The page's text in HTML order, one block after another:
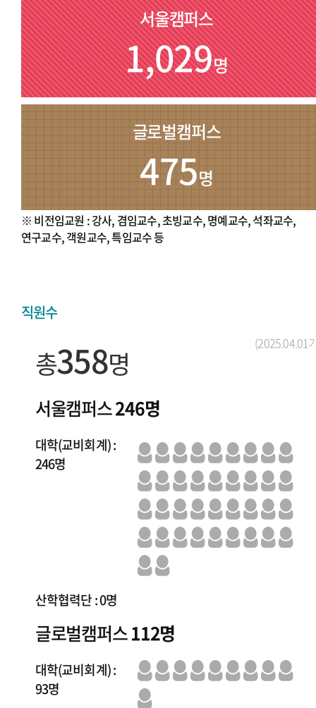
서울캠퍼스
1,029명
글로벌캠퍼스
475명
※ 비전임교원 : 강사, 겸임교수, 초빙교수, 명예교수, 석좌교수,
연구교수, 객원교수, 특임교수 등
직원수
(2025.04.01
총358명
서울캠퍼스246명
대학(교비회계) :
246명
산학협력단 : 0명
글로벌캠퍼스112명
대학(교비회계) :
93명